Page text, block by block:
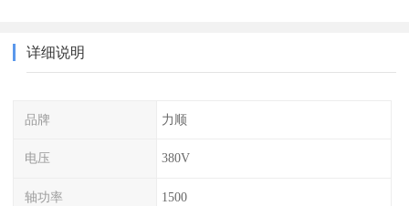
详细说明
品牌 力顺
电压 380V
轴功率 1500